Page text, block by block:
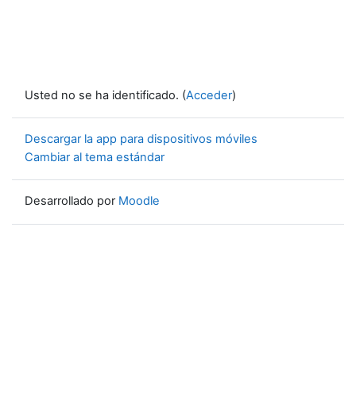
Usted no se ha identificado. (Acceder)
Descargar la app para dispositivos móviles
Cambiar al tema estándar
Desarrollado por Moodle